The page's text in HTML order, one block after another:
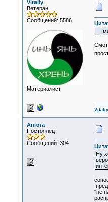
Vitaliy
Ветеран
Сообщений: 5586
Материалист
…
Анюта
Постоялец
Сообщений: 304
Ну
"не